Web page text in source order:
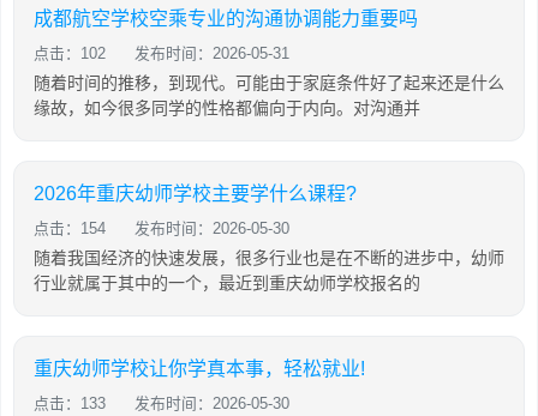
成都航空学校空乘专业的沟通协调能力重要吗
点击：102 发布时间：2026-05-31
随着时间的推移，到现代。可能由于家庭条件好了起来还是什么
缘故，如今很多同学的性格都偏向于内向。对沟通并
2026年重庆幼师学校主要学什么课程?
点击：154 发布时间：2026-05-30
随着我国经济的快速发展，很多行业也是在不断的进步中，幼师
行业就属于其中的一个，最近到重庆幼师学校报名的
重庆幼师学校让你学真本事，轻松就业!
点击：133 发布时间：2026-05-30